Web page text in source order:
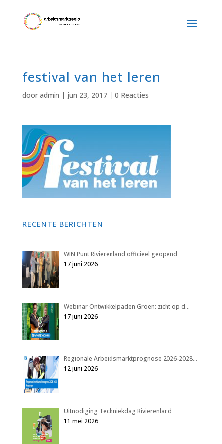
festival van het leren
door admin | jun 23, 2017| 0 Reacties
RECENTE BERICHTEN
WIN Punt Rivierenland officieel geopend
17 juni 2026
Webinar Ontwikkelpaden Groen: zicht op d…
17 juni 2026
Regionale Arbeidsmarktprognose 2026-2028…
12 juni 2026
Uitnodiging Techniekdag Rivierenland
11 mei 2026